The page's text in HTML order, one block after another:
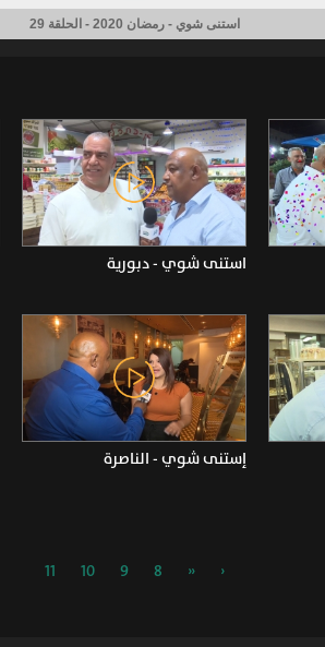
استنى شوي - رمضان 2020 - الحلقة 29
استنى شوي - دبورية
إستنى شوي - الناصرة
‹
«
8
9
10
11